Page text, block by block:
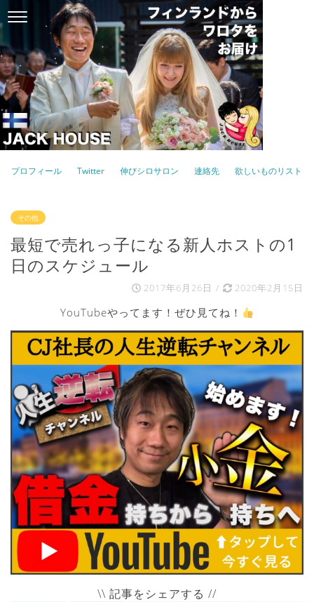
プロフィール Twitter 伸びシロサロン 連絡先 欲しいものリスト
その他
最短で売れっ子になる新人ホストの1
日のスケジュール
2017年6月26日 / 2020年2月15日
YouTubeやってます！ぜひ見てね！
\\ 記事をシェアする //